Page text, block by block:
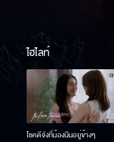
ไฮไลท์
โชคดีจังที่น้องนีนอยู่ข้างๆ